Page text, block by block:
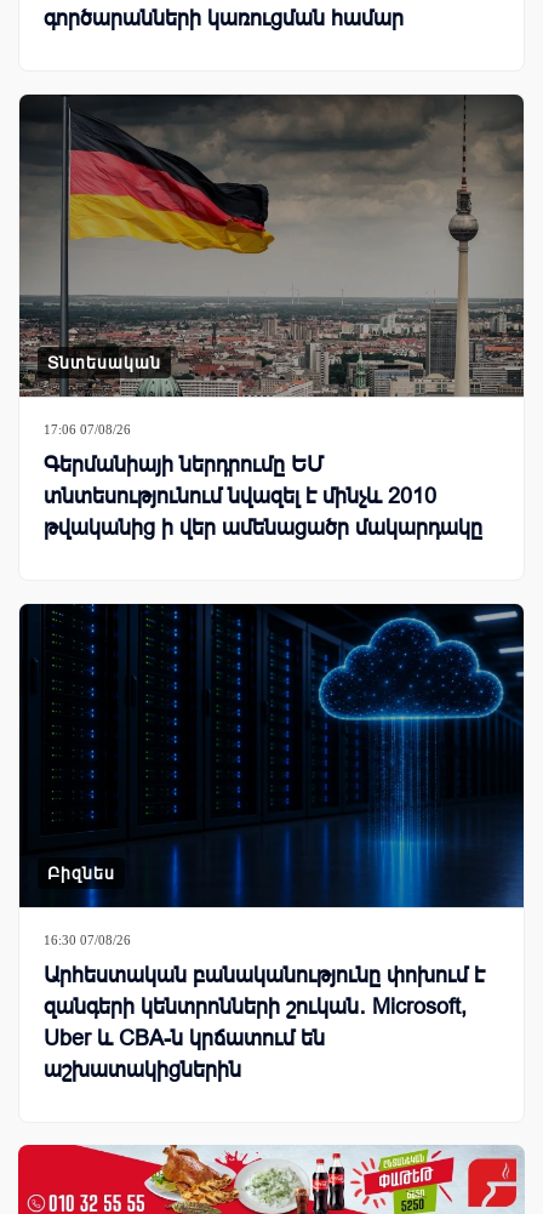
գործարանների կառուցման համար
Տնտեսական
17:06 07/08/26
Գերմանիայի ներդրումը ԵՄ
տնտեսությունում նվազել է մինչև 2010
թվականից ի վեր ամենացածր մակարդակը
Բիզնես
16:30 07/08/26
Արհեստական բանականությունը փոխում է
զանգերի կենտրոնների շուկան․ Microsoft,
Uber և CBA-ն կրճատում են
աշխատակիցներին